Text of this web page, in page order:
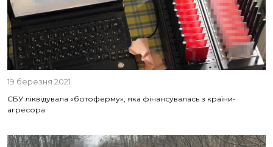
19 березня 2021
СБУ ліквідувала «ботоферму», яка фінансувалась з країни-
агресора